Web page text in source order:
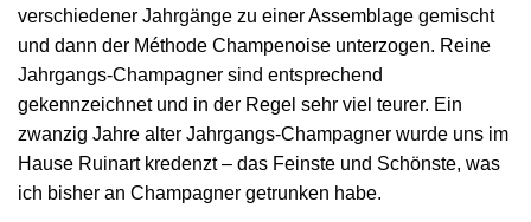
verschiedener Jahrgänge zu einer Assemblage gemischt
und dann der Méthode Champenoise unterzogen. Reine
Jahrgangs-Champagner sind entsprechend
gekennzeichnet und in der Regel sehr viel teurer. Ein
zwanzig Jahre alter Jahrgangs-Champagner wurde uns im
Hause Ruinart kredenzt – das Feinste und Schönste, was
ich bisher an Champagner getrunken habe.